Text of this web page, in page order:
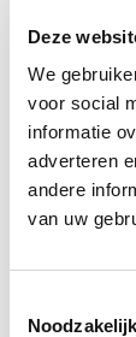
Deze
We
voor social
informatie
adverteren
andere
van uw
Noodzakelijk
Persbericht
Persbericht
Persbericht
Persbericht